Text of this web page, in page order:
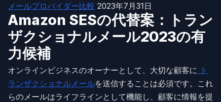
メールプロバイダー比較 2023年7月31日
Amazon SESの代替案：トラン
ザクショナルメール2023の有
力候補
オンラインビジネスのオーナーとして、大切な顧客に
ト
ランザクショナルメールを送信することは必須です。これ
らのメールはライフラインとして機能し、顧客に情報を提